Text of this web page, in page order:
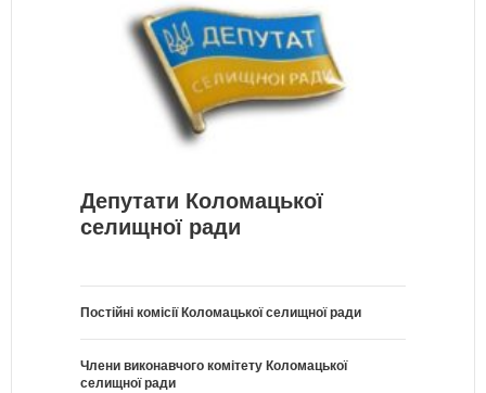
Депутати Коломацької
селищної ради
Постійні комісії Коломацької селищної ради
Члени виконавчого комітету Коломацької
селищної ради